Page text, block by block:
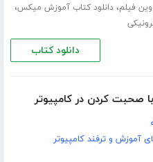
فیلم،دانلود کتاب آموزش میکس،
دانلود کتاب
صحبت کردن در کامپیوتر
آموزش و ترفند کامپیوتر